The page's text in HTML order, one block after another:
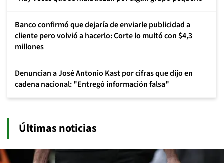
Banco confirmó que dejaría de enviarle publicidad a
cliente pero volvió a hacerlo: Corte lo multó con $4,3
millones
Denuncian a José Antonio Kast por cifras que dijo en
cadena nacional: "Entregó información falsa"
Últimas noticias